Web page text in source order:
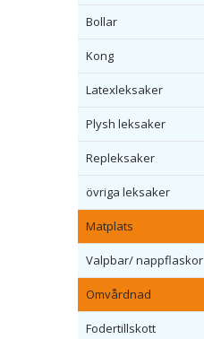
Bollar
Kong
Latexleksaker
Plysh leksaker
Repleksaker
övriga leksaker
Matplats
Valpbar/ nappflaskor
Omvårdnad
Fodertillskott